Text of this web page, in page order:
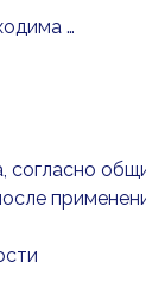
…
согласно